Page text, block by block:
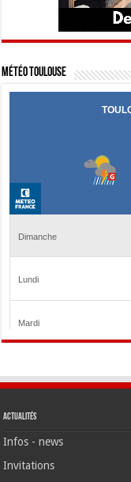
Météo Toulouse
Actualités
Infos - news
Invitations